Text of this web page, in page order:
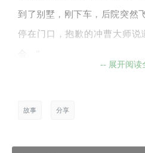
到了别墅，刚下车，后院突然
停在门口，抱歉的冲曹大师说
慌，万一掉下来就不好了。”赵
-- 展开阅读
故事 分享